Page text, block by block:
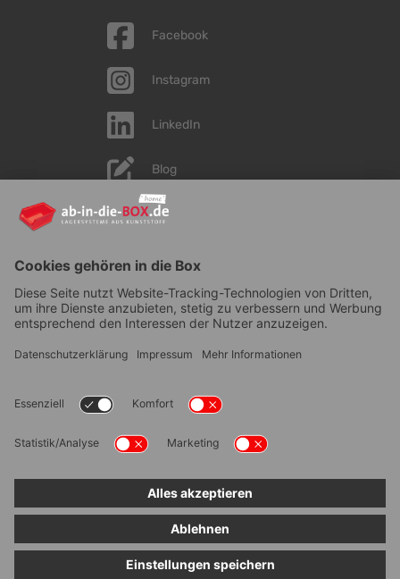
Facebook
Instagram
LinkedIn
Blog
YouTube
Bestellvorgang|Impressum|Information zur
Barrierefreiheit
© ab-in-die-BOX 2026